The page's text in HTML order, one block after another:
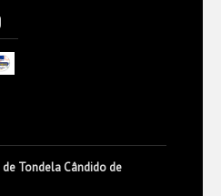
Tondela Cândido de